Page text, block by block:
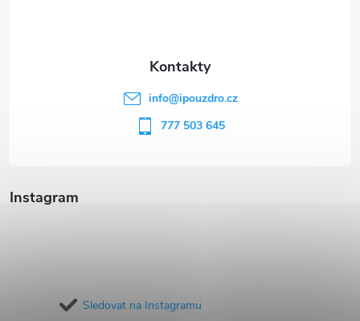
Instagram
Sledovat na Instagramu
info@ipouzdro.cz
777 503 645